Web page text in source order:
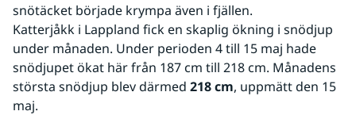
snötäcket började krympa även i fjällen.
Katterjåkk i Lappland fick en skaplig ökning i snödjup
under månaden. Under perioden 4 till 15 maj hade
snödjupet ökat här från 187 cm till 218 cm. Månadens
största snödjup blev därmed 218 cm, uppmätt den 15
maj.